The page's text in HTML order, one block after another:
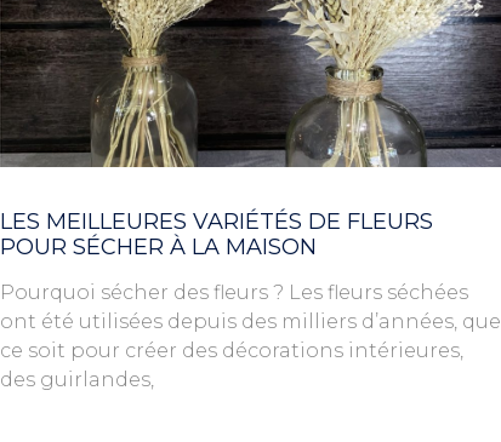
LES MEILLEURES VARIÉTÉS DE FLEURS
POUR SÉCHER À LA MAISON
Pourquoi sécher des fleurs ? Les fleurs séchées
ont été utilisées depuis des milliers d’années, que
ce soit pour créer des décorations intérieures,
des guirlandes,